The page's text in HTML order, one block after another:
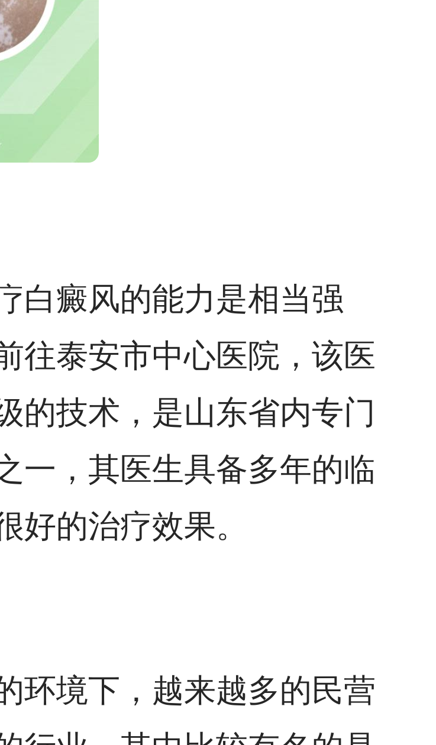
白癜风的能力是相当强
往泰安市中心医院，该医
的技术，是山东省内专门
一，其医生具备多年的临
好的治疗效果。
环境下，越来越多的民营